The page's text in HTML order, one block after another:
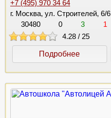
+7 (495) 970 34 64
г. Москва, ул. Строителей, 6/6
30480
0 3
1
4.28 / 25
Подробнее